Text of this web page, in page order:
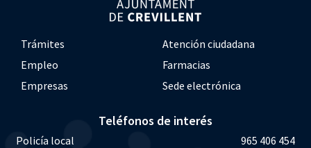
Trámites
Atención ciudadana
Empleo
Farmacias
Empresas
Sede electrónica
Teléfonos de interés
Policía local
965 406 454